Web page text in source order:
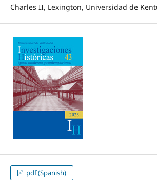
Charles II, Lexington, Universidad de
pdf (Spanish)